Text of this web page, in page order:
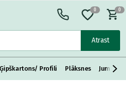
Atrast
0 0
Ģipškartons/ Profili Plāksnes Jumta